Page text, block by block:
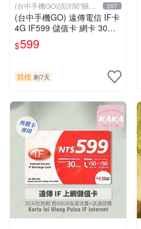
(台中手機GO)請詳閱“關於
我
207
(台中手機GO) 遠傳電信 IF卡
4G IF599 儲值卡 網卡 30天
（限外籍人士號碼專用！
$599
競標 剩7天